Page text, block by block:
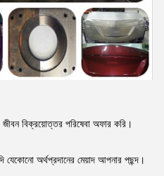
বিক্রয়োত্তর পরিষেবা অফার করি।
অর্থপ্রদানের মেয়াদ আপনার পছন্দ।